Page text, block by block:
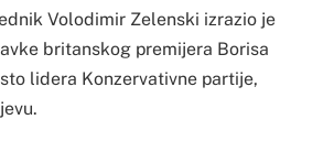
Volodimir Zelenski izrazio je
britanskog premijera Borisa
lidera Konzervativne partije,